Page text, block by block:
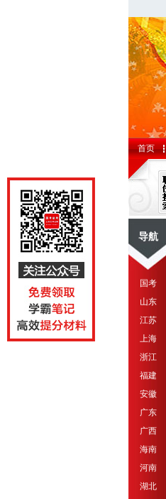
首页
导航
国考
山东
江苏
上海
浙江
福建
安徽
广东
广西
海南
河南
湖北